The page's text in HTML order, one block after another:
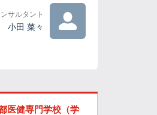
ンサルタント
小田 菜々
医健専門学校（学